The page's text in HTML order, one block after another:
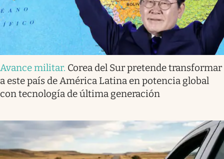
Avance militar. Corea del Sur pretende transformar
a este país de América Latina en potencia global
con tecnología de última generación